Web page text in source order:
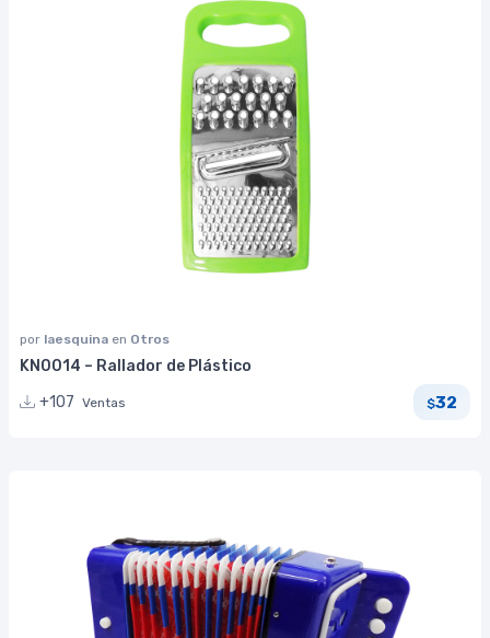
por laesquina en Otros
KN0014 – Rallador de Plástico
+107 Ventas $32